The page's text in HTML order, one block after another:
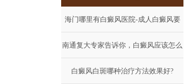
海门哪里有白癜风医院-成人白癜风要
怎么
南通复大专家告诉你，白癜风应该怎么
治
白癜风白斑哪种治疗方法效果好?